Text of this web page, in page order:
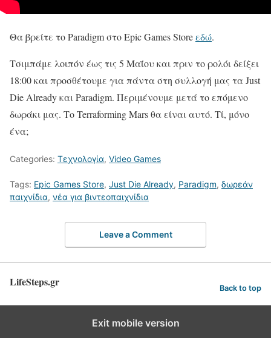
Θα βρείτε το Paradigm στο Epic Games Storeεδώ.
Τσιμπάμε λοιπόν έως τις 5 Μαΐου και πριν το ρολόι δείξει
18:00 και προσθέτουμε για πάντα στη συλλογή μας τα Just
Die Already και Paradigm. Περιμένουμε μετά το επόμενο
δωράκι μας. Το Terraforming Mars θα είναι αυτό. Τί, μόνο
ένα;
Categories: Τεχνολογία, Video Games
Tags: Epic Games Store, Just Die Already, Paradigm, δωρεάν
παιχνίδια, νέα για βιντεοπαιχνίδια
Leave a Comment
LifeSteps.gr Back to top
Exit mobile version